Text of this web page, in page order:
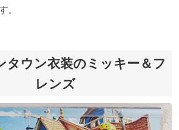
。
タウン衣装のミッキー＆フ
レンズ